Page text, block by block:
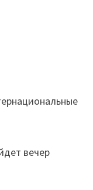
вечер